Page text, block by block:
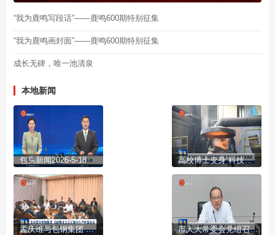
“我为鹿鸣写段话”——鹿鸣600期特别征集
“我为鹿鸣画封面”——鹿鸣600期特别征集
成长无碑，唯一池清泉
本地新闻
包头新闻2026-5-18 高校博士变身“科技副总” 扎根企业破解发展难题
孟庆维与包钢集团 国能煤化工公司部分生产性服务业外埠协作企业一对一座谈 市人大常委会党组召开（扩大）会议